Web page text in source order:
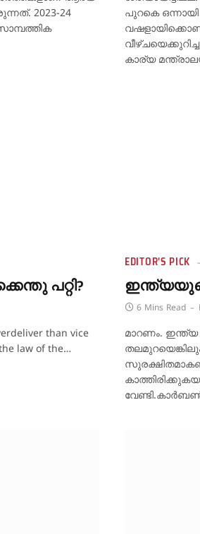
2023-24
പുറകെ ഒന്നായി
കാര്യ
പറ്റി?
than vice
law of the…
EDITOR'S PICK
6 Mins Read
മാറണം. ഇന്ത്യ